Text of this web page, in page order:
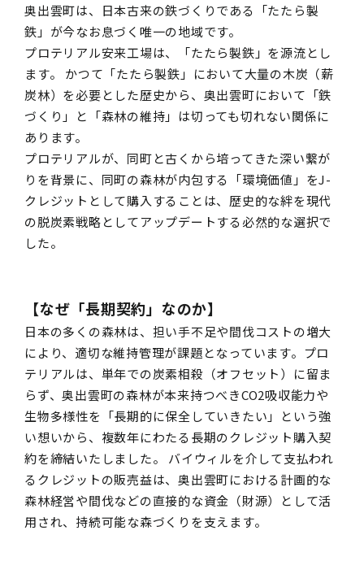
奥出雲町は、日本古来の鉄づくりである「たたら製
鉄」が今なお息づく唯一の地域です。
プロテリアル安来工場は、「たたら製鉄」を源流とし
ます。 かつて「たたら製鉄」において大量の木炭（薪
炭林）を必要とした歴史から、奥出雲町において「鉄
づくり」と「森林の維持」は切っても切れない関係に
あります。
プロテリアルが、同町と古くから培ってきた深い繋が
りを背景に、同町の森林が内包する「環境価値」をJ-
クレジットとして購入することは、歴史的な絆を現代
の脱炭素戦略としてアップデートする必然的な選択で
した。
【なぜ「長期契約」なのか】
日本の多くの森林は、担い手不足や間伐コストの増大
により、適切な維持管理が課題となっています。プロ
テリアルは、単年での炭素相殺（オフセット）に留ま
らず、奥出雲町の森林が本来持つべきCO2吸収能力や
生物多様性を「長期的に保全していきたい」という強
い想いから、複数年にわたる長期のクレジット購入契
約を締結いたしました。 バイウィルを介して支払われ
るクレジットの販売益は、奥出雲町における計画的な
森林経営や間伐などの直接的な資金（財源）として活
用され、持続可能な森づくりを支えます。